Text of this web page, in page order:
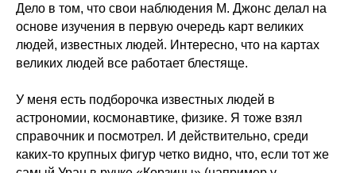
Дело в том, что свои наблюдения М. Джонс делал на
основе изучения в первую очередь карт великих
людей, известных людей. Интересно, что на картах
великих людей все работает блестяще.
У меня есть подборочка известных людей в
астрономии, космонавтике, физике. Я тоже взял
справочник и посмотрел. И действительно, среди
каких-то крупных фигур четко видно, что, если тот же